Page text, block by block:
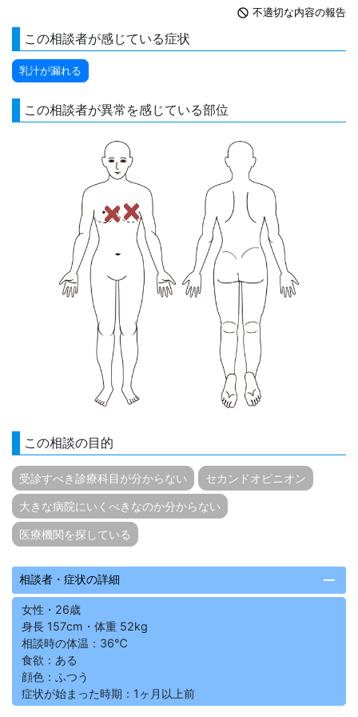
not_interested 不適切な内容の報告
この相談者が感じている症状
乳汁が漏れる
この相談者が異常を感じている部位
この相談の目的
受診すべき診療科目が分からない セカンドオピニオン
大きな病院にいくべきなのか分からない
医療機関を探している
相談者・症状の詳細 remove
女性・26歳
身長 157cm・体重 52kg
相談時の体温：36℃
食欲：ある
顔色：ふつう
症状が始まった時期：1ヶ月以上前